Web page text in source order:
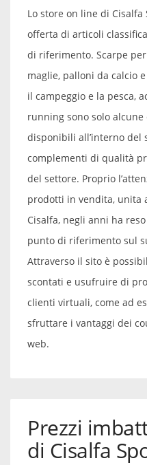
Lo store on line di
offerta di articoli
di riferimento. Scarpe
maglie, palloni da calcio
il campeggio e la pesca,
running sono solo
disponibili all’interno del
complementi di qualità
del settore. Proprio
prodotti in vendita, unita
Cisalfa, negli anni ha
punto di riferimento sul
Attraverso il sito è
scontati e usufruire di
clienti virtuali, come ad
sfruttare i vantaggi dei
web.
Prezzi
di Cisalfa